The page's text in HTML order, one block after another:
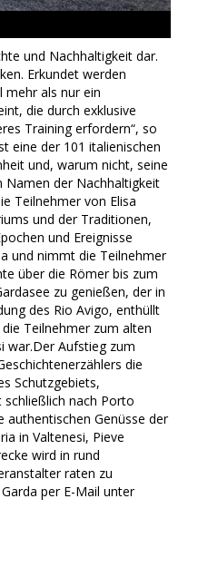
und Nachhaltigkeit dar.
Erkundet werden
mehr als nur ein
die durch exklusive
Training erfordern“, so
eine der 101 italienischen
und, warum nicht, seine
Namen der Nachhaltigkeit
Teilnehmer von Elisa
und der Traditionen,
und Ereignisse
und nimmt die Teilnehmer
über die Römer bis zum
zu genießen, der in
des Rio Avigo, enthüllt
Teilnehmer zum alten
war.Der Aufstieg zum
die
Schutzgebiets,
nach Porto
authentischen Genüsse der
in Valtenesi, Pieve
wird in rund
raten zu
per E-Mail unter